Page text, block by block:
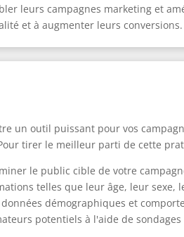
leurs campagnes marketing et
et à augmenter leurs conversions.
un outil puissant pour vos
tirer le meilleur parti de cette
le public cible de votre
telles que leur âge, leur
démographiques et
potentiels à l'aide de